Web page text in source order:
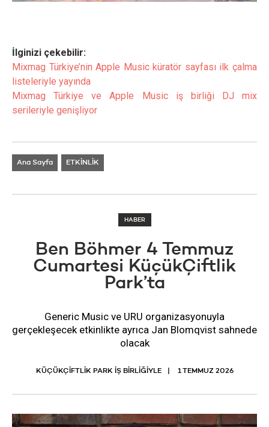
İlginizi çekebilir:
Mixmag Türkiye’nin Apple Music küratör sayfası ilk çalma
listeleriyle yayında
Mixmag Türkiye ve Apple Music iş birliği DJ mix
serileriyle genişliyor
Ana Sayfa ETKİNLİK
HABER
Ben Böhmer 4 Temmuz
Cumartesi KüçükÇiftlik
Park’ta
Generic Music ve URU organizasyonuyla
gerçekleşecek etkinlikte ayrıca Jan Blomqvist sahnede
olacak
KÜÇÜKÇİFTLİK PARK İŞ BİRLİĞİYLE 1 TEMMUZ 2026